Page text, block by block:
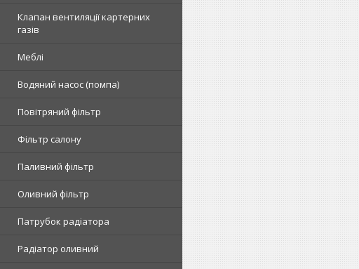
Клапан вентиляції картерних
газів
Меблі
Водяний насос (помпа)
Повітряний фільтр
Фільтр салону
Паливний фільтр
Оливний фільтр
Патрубок радіатора
Радіатор оливний